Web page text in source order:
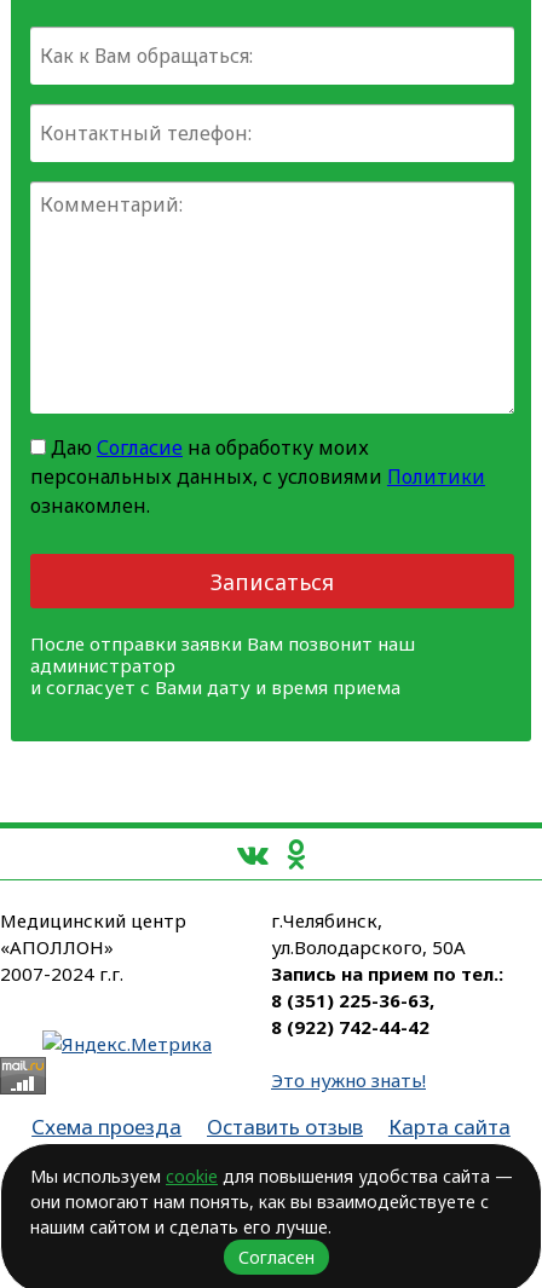
Даю Согласиена обработку моих
персональных данных, с условиями Политики
ознакомлен.
Записаться
После отправки заявки Вам позвонит наш
администратор
и согласует с Вами дату и время приема
Медицинский центр
«АПОЛЛОН»
2007-2024 г.г.
г.Челябинск,
ул.Володарского, 50А
Запись на прием по тел.:
8 (351) 225-36-63,
8 (922) 742-44-42
Это нужно знать!
Схема проезда Оставить отзыв
Карта сайта
Лицензия № ЛО-74-01-003806, от 14.10.2016, выдана Министерством
здравоохранения Челябинской области
ВОЗМОЖНЫ ПРОТИВОПОКАЗАНИЯ.
Мы используем cookie для повышения удобства сайта —
они помогают нам понять, как вы взаимодействуете с
нашим сайтом и сделать его лучше.
Согласен